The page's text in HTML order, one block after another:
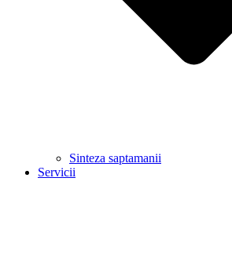
Sinteza saptamanii
Servicii